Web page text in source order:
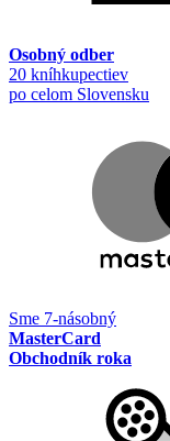
Osobný odber
20 kníhkupectiev
po celom Slovensku
Sme 7-násobný
MasterCard
Obchodník roka